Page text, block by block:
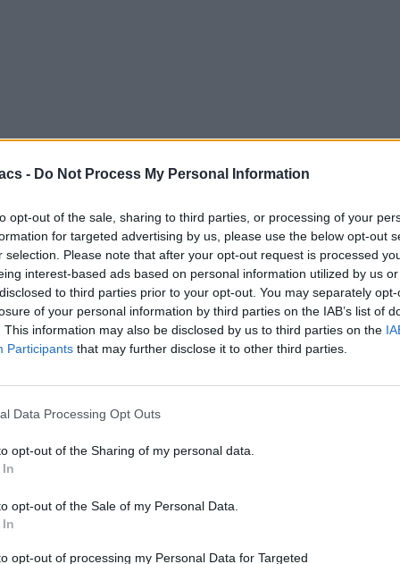
- Do Not Process My Personal Information
opt-out of the sale, sharing to third parties, or processing of your
for targeted advertising by us, please use the below opt-out
selection. Please note that after your opt-out request is processed
interest-based ads based on personal information utilized by us
to third parties prior to your opt-out. You may separately
of your personal information by third parties on the IAB’s list of
This information may also be disclosed by us to third parties on the
Participants that may further disclose it to other third parties.
Data Processing Opt Outs
opt-out of the Sharing of my personal data.
opt-out of the Sale of my Personal Data.
opt-out of processing my Personal Data for Targeted